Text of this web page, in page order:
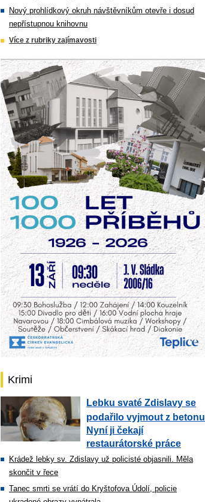
Nový prohlídkový okruh návštěvníkům otevře i dosud
nepřístupnou knihovnu
Více z rubriky zajímavosti
Krimi
Lebku svaté Zdislavy se
podařilo vyjmout z betonu.
Nyní ji čekají
restaurátorské práce
Krádež lebky sv. Zdislavy už policisté objasnili. Měla
skončit v řece
Tanec smrti se vrátí do Kryštofova Údolí, policie